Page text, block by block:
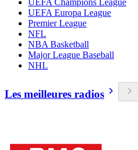
UEFA Champions League
UEFA Europa League
Premier League
NFL
NBA Basketball
Major League Baseball
NHL
Les meilleures radios